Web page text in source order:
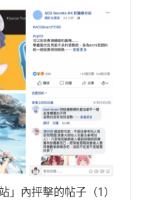
」內抨擊的帖子（1）